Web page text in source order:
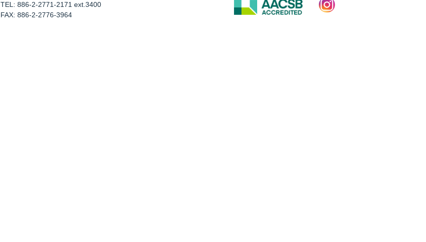
TEL: 886-2-2771-2171 ext.3400
FAX: 886-2-2776-3964